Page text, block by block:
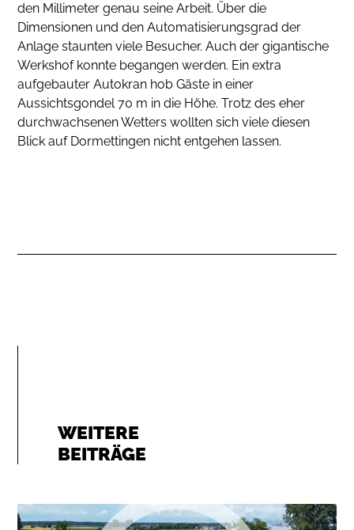
den Millimeter genau seine Arbeit. Über die
Dimensionen und den Automatisierungsgrad der
Anlage staunten viele Besucher. Auch der gigantische
Werkshof konnte begangen werden. Ein extra
aufgebauter Autokran hob Gäste in einer
Aussichtsgondel 70 m in die Höhe. Trotz des eher
durchwachsenen Wetters wollten sich viele diesen
Blick auf Dormettingen nicht entgehen lassen.
WEITERE
BEITRÄGE